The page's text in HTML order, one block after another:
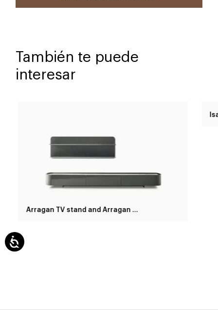
También te puede
interesar
Arragan TV stand and Arragan shelf